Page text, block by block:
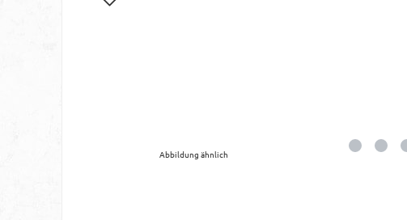
Abbildung ähnlich